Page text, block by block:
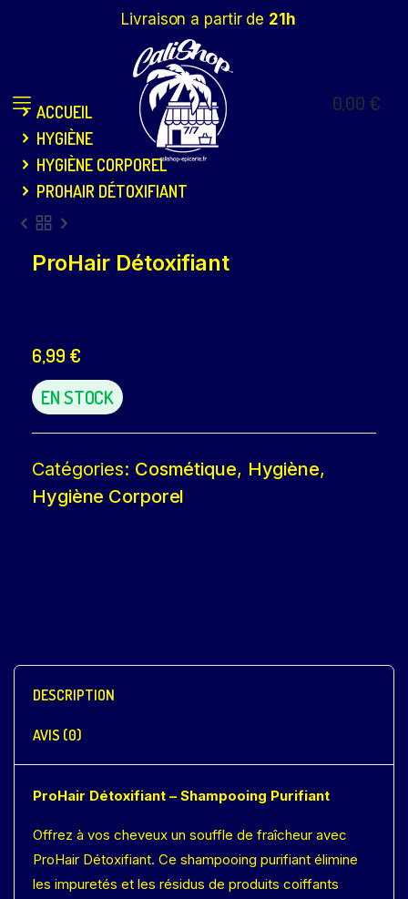
Livraison a partir de 21h
0,00 €
ACCUEIL
HYGIÈNE
HYGIÈNE CORPOREL
PROHAIR DÉTOXIFIANT
ProHair Détoxifiant
6,99 €
EN STOCK
Catégories: Cosmétique, Hygiène,
Hygiène Corporel
DESCRIPTION
AVIS (0)
ProHair Détoxifiant – Shampooing Purifiant
Offrez à vos cheveux un souffle de fraîcheur avec
ProHair Détoxifiant. Ce shampooing purifiant élimine
les impuretés et les résidus de produits coiffants